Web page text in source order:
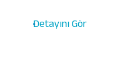
Detayını Gör